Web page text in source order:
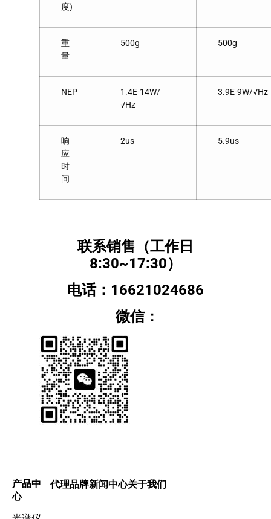
度)
重
量
500g 500g
NEP
1.4E-14W/
√Hz
3.9E-9W/√Hz
响
应
时
间
2us 5.9us
联系销售（工作日
8:30~17:30）
电话：16621024686
微信：
产品中
心
代理品牌新闻中心关于我们